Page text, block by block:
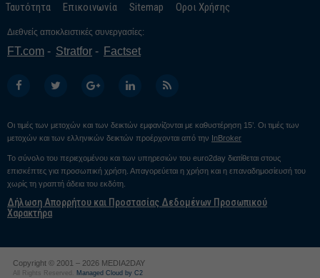
Ταυτότητα Επικοινωνία Sitemap Οροι Χρήσης
Διεθνείς αποκλειστικές συνεργασίες:
FT.com Stratfor Factset
Οι τιμές των μετοχών και των δεικτών εμφανίζονται με καθυστέρηση 15’. Οι τιμές των
μετοχών και των ελληνικών δεικτών προέρχονται από την InBroker
Το σύνολο του περιεχομένου και των υπηρεσιών του euro2day διατίθεται στους
επισκέπτες για προσωπική χρήση. Απαγορεύεται η χρήση και η επαναδημοσίευσή του
χωρίς τη γραπτή άδεια του εκδότη.
Δήλωση Απορρήτου και Προστασίας Δεδομένων Προσωπικού
Χαρακτήρα
Copyright © 2001 – 2026 MEDIA2DAY
All Rights Reserved. Managed Cloud by C2